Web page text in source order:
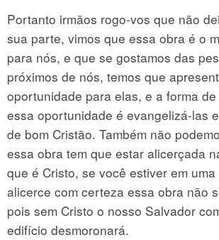
Portanto irmãos rogo-vos que não
sua parte, vimos que essa obra é o
para nós, e que se gostamos das
próximos de nós, temos que
oportunidade para elas, e a forma
essa oportunidade é evangelizá-las
de bom Cristão. Também não
essa obra tem que estar alicerçada
que é Cristo, se você estiver em
alicerce com certeza essa obra não
pois sem Cristo o nosso Salvador
edifício desmoronará.